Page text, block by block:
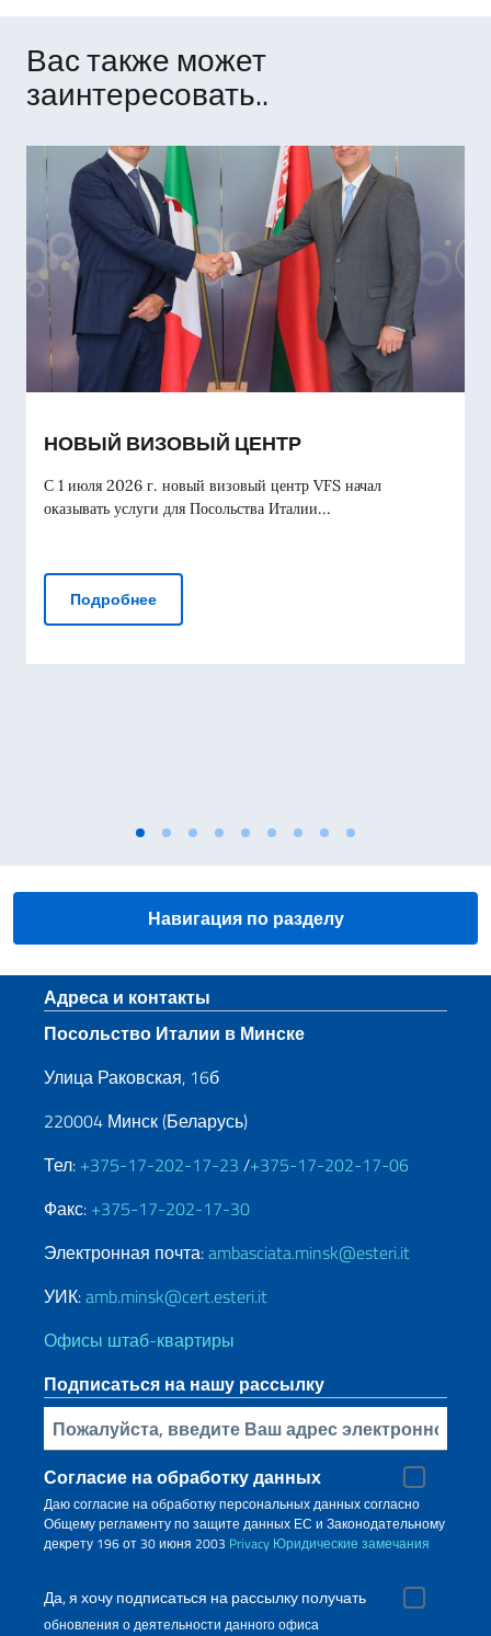
Вас также может
заинтересовать..
НОВЫЙ ВИЗОВЫЙ ЦЕНТР
С 1 июля 2026 г. новый визовый центр VFS начал
оказывать услуги для Посольства Италии...
ПодробнееНОВЫЙ ВИЗОВЫЙ ЦЕНТР
Навигация по разделу
Нижний колонтитул
Адреса и контакты
Посольство Италии в Минске
Улица Раковская, 16б
220004 Минск (Беларусь)
Тел: +375-17-202-17-23 /+375-17-202-17-06
Факс: +375-17-202-17-30
Электронная почта:ambasciata.minsk@esteri.it
УИК:amb.minsk@cert.esteri.it
Офисы штаб-квартиры
Подписаться на нашу рассылку
Bставьте свой адрес электронной почты
Согласие на обработку данных
Даю согласие на обработку персональных данных согласно
Общему регламенту по защите данных ЕС и Законодательному
декрету 196 от 30 июня 2003 Privacy Юридические замечания
Да, я хочу подписаться на рассылку получать
обновления о деятельности данного офиса